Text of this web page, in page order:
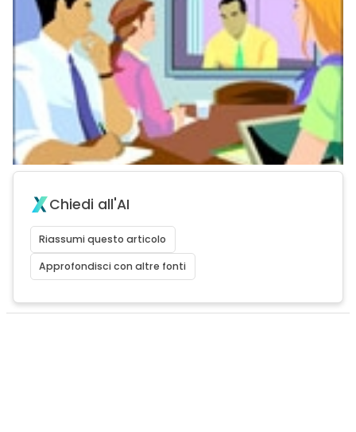
Chiedi all'AI
Riassumi questo articolo
Approfondisci con altre fonti